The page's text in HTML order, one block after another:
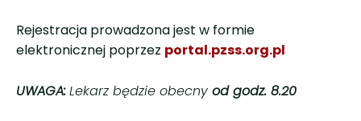
Rejestracja prowadzona jest w formie
elektronicznej poprzez portal.pzss.org.pl
UWAGA:Lekarz będzie obecny od godz. 8.20